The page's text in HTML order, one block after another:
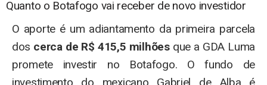
Quanto o Botafogo vai receber de novo investidor
O aporte é um adiantamento da primeira parcela
dos cerca de R$ 415,5 milhõesque a GDA Luma
promete investir no Botafogo. O fundo de
investimento do mexicano Gabriel de Alba é